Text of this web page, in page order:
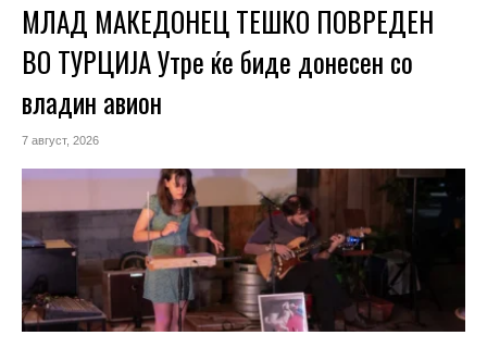
МЛАД МАКЕДОНЕЦ ТЕШКО ПОВРЕДЕН
ВО ТУРЦИЈА Утре ќе биде донесен со
владин авион
7 август, 2026